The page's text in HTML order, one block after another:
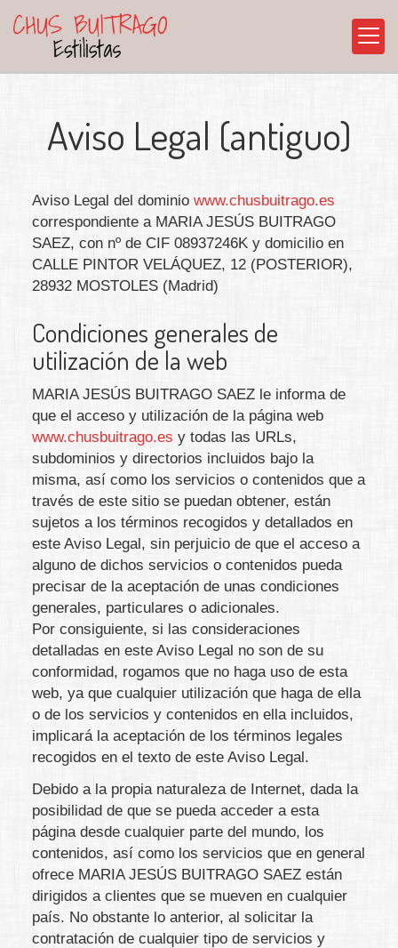
Aviso Legal (antiguo)
Aviso Legal del dominio www.chusbuitrago.es
correspondiente a MARIA JESÚS BUITRAGO
SAEZ, con nº de CIF 08937246K y domicilio en
CALLE PINTOR VELÁQUEZ, 12 (POSTERIOR),
28932 MOSTOLES (Madrid)
Condiciones generales de
utilización de la web
MARIA JESÚS BUITRAGO SAEZ le informa de
que el acceso y utilización de la página web
www.chusbuitrago.es y todas las URLs,
subdominios y directorios incluidos bajo la
misma, así como los servicios o contenidos que a
través de este sitio se puedan obtener, están
sujetos a los términos recogidos y detallados en
este Aviso Legal, sin perjuicio de que el acceso a
alguno de dichos servicios o contenidos pueda
precisar de la aceptación de unas condiciones
generales, particulares o adicionales.
Por consiguiente, si las consideraciones
detalladas en este Aviso Legal no son de su
conformidad, rogamos que no haga uso de esta
web, ya que cualquier utilización que haga de ella
o de los servicios y contenidos en ella incluidos,
implicará la aceptación de los términos legales
recogidos en el texto de este Aviso Legal.
Debido a la propia naturaleza de Internet, dada la
posibilidad de que se pueda acceder a esta
página desde cualquier parte del mundo, los
contenidos, así como los servicios que en general
ofrece MARIA JESÚS BUITRAGO SAEZ están
dirigidos a clientes que se mueven en cualquier
país. No obstante lo anterior, al solicitar la
contratación de cualquier tipo de servicios y